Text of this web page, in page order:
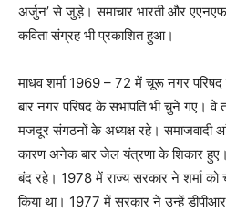
अर्जुन’ से जुड़े। समाचार भारती और
कविता संग्रह भी प्रकाशित हुआ।
माधव शर्मा 1969 – 72 में चूरू नगर
बार नगर परिषद के सभापति भी चुने गए।
मजदूर संगठनों के अध्यक्ष रहे। समाजवादी
कारण अनेक बार जेल यंत्रणा के शिकार
बंद रहे। 1978 में राज्य सरकार ने शर्मा
किया था। 1977 में सरकार ने उन्हें डीपीआर